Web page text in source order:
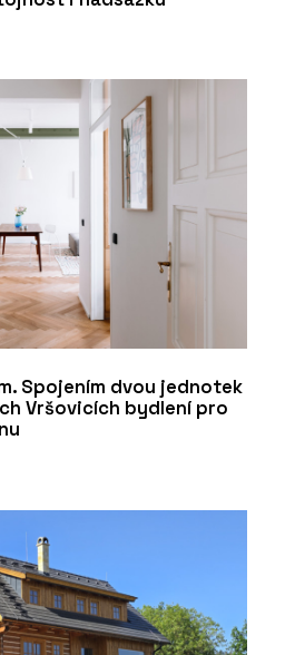
Spojením dvou jednotek
Vršovicích bydlení pro